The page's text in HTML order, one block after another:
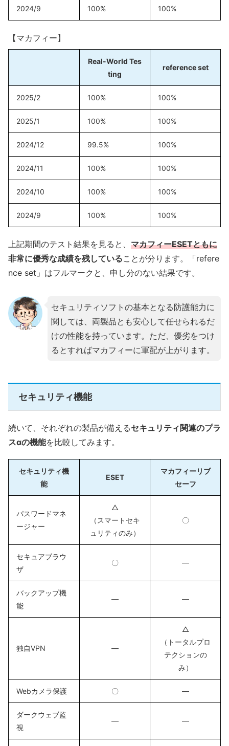
2024/9 100% 100%
【マカフィー】
Real-World Tes
ting
reference set
2025/2 100% 100%
2025/1 100% 100%
2024/12 99.5% 100%
2024/11 100% 100%
2024/10 100% 100%
2024/9 100% 100%
上記期間のテスト結果を見ると、 マカフィーESETともに
非常に優秀な成績を残していることが分ります。「refere
nce set」はフルマークと、申し分のない結果です。
セキュリティソフトの基本となる防護能力に
関しては、両製品とも安心して任せられるだ
けの性能を持っています。ただ、優劣をつけ
るとすればマカフィーに軍配が上がります。
セキュリティ機能
続いて、それぞれの製品が備えるセキュリティ関連のプラ
スαの機能を比較してみます。
セキュリティ機
能
ESET
マカフィーリブ
セーフ
パスワードマネ
ージャー
△
（スマートセキ
ュリティのみ）
〇
セキュアブラウ
ザ
〇 ―
バックアップ機
能
― ―
独自VPN ―
△
（トータルプロ
テクションの
み）
Webカメラ保護 〇 ―
ダークウェブ監
視
― ―